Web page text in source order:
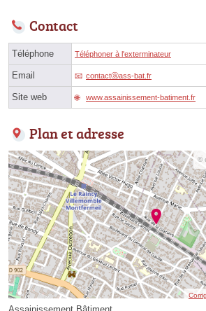
Contact
Téléphone Téléphoner à l'exterminateur
Email contactⓐass-bat.fr
Site web www.assainissement-batiment.fr
Plan et adresse
©